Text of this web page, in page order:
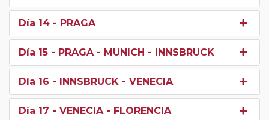
Día 14 - PRAGA
Día 15 - PRAGA - MUNICH - INNSBRUCK
Día 16 - INNSBRUCK - VENECIA
Día 17 - VENECIA - FLORENCIA